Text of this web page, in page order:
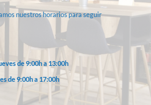
nuestros horarios para seguir
de 9:00h a 13:00h
de 9:00h a 17:00h